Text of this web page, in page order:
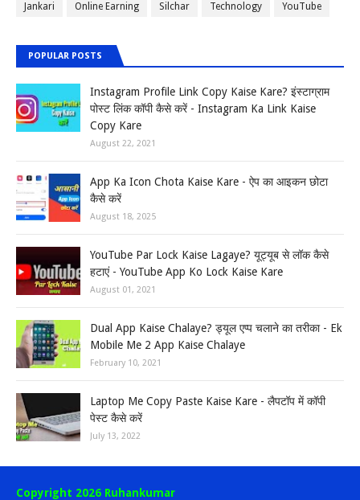
Jankari Online Earning Silchar Technology YouTube
POPULAR POSTS
Instagram Profile Link Copy Kaise Kare? इंस्टाग्राम
पोस्ट लिंक कॉपी कैसे करें - Instagram Ka Link Kaise
Copy Kare
August 22, 2021
App Ka Icon Chota Kaise Kare - ऐप का आइकन छोटा
कैसे करें
August 18, 2025
YouTube Par Lock Kaise Lagaye? यूट्यूब से लॉक कैसे
हटाएं - YouTube App Ko Lock Kaise Kare
August 01, 2021
Dual App Kaise Chalaye? ड्यूल एप्प चलाने का तरीका - Ek
Mobile Me 2 App Kaise Chalaye
February 10, 2021
Laptop Me Copy Paste Kaise Kare - लैपटॉप में कॉपी
पेस्ट कैसे करें
July 13, 2022
Copyright 2026 Ruhankumar